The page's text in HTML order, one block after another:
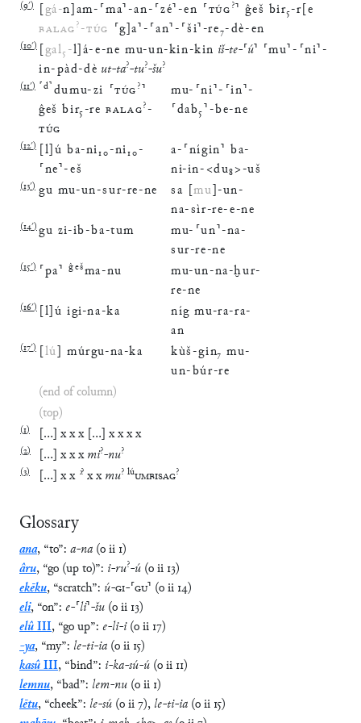
(9′) [gá-n]am-⸢ma⸣-an-⸢zé⸣-en ⸢TÚG ?⸣ ĝeš bir₅-r[e
BALAG ? -TÚG ⸢g]a⸣-⸢an⸣-⸢ši⸣-re₇-dè-en
(10′) [gal₅-l]á-e-ne mu-un-kin-kin iš-te-⸢ú⸣ ⸢mu⸣- ⸢ni⸣-
in-pàd-dè ut-ta?-tu?-šu?
(11′) ⸢ d⸣ dumu-zi ⸢TÚG ?⸣
ĝeš bir₅-re BALAG?-
TÚG
mu- ⸢ni⸣- ⸢in⸣-
⸢dab₅⸣-be-ne
(12′) [l]ú ba-ni₁₀-ni₁₀-
⸢ne⸣-eš
a-⸢nígin⸣ ba-
ni-in-<du₈>-uš
(13′) gu mu-un-sur-re-ne sa [mu]-un-
na-sìr-re-e-ne
(14′) gu zi-ib-ba-tum mu- ⸢un⸣-na-
sur-re-ne
(15′) ⸢pa⸣ ĝešma-nu mu-un-na-ḫur-
re-ne
(16′) [l]ú igi-na-ka níg mu-ra-ra-
an
(17′) [lú] múrgu-na-ka kùš-gin₇ mu-
un-búr-re
(end of column)
(top)
(1) […] xxx […] xxxx
(2) […] xxx mi?-nu?
(3) […] xx ʾ? xx mu? lúUMBISAG?
Glossary
ana, “to”: a-na (oii 1)
âru, “go (up to)”: i-ru?-ú (oii 13)
ekēku, “scratch”: ú-GI-⸢GU⸣ (oii 14)
eli, “on”: e-⸢li⸣-šu (oii 13)
elûIII, “go up”: e-li-i(oii 17)
-ya, “my”: le-ti-ia (oii 15)
kasûIII, “bind”: i-ka-sú-ú (oii 11)
lemnu, “bad”: lem-nu (oii 1)
lētu, “cheek”: le-sú (oii7), le-ti-ia (oii 15)